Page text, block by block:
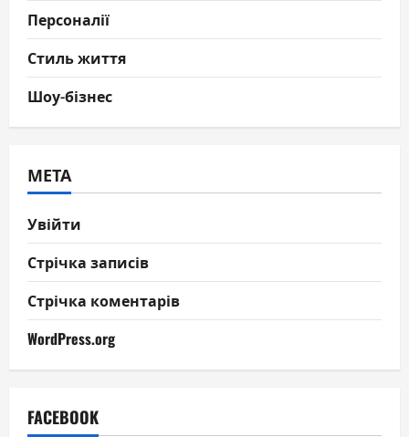
Персоналії
Стиль життя
Шоу-бізнес
МЕТА
Увійти
Стрічка записів
Стрічка коментарів
WordPress.org
FACEBOOK